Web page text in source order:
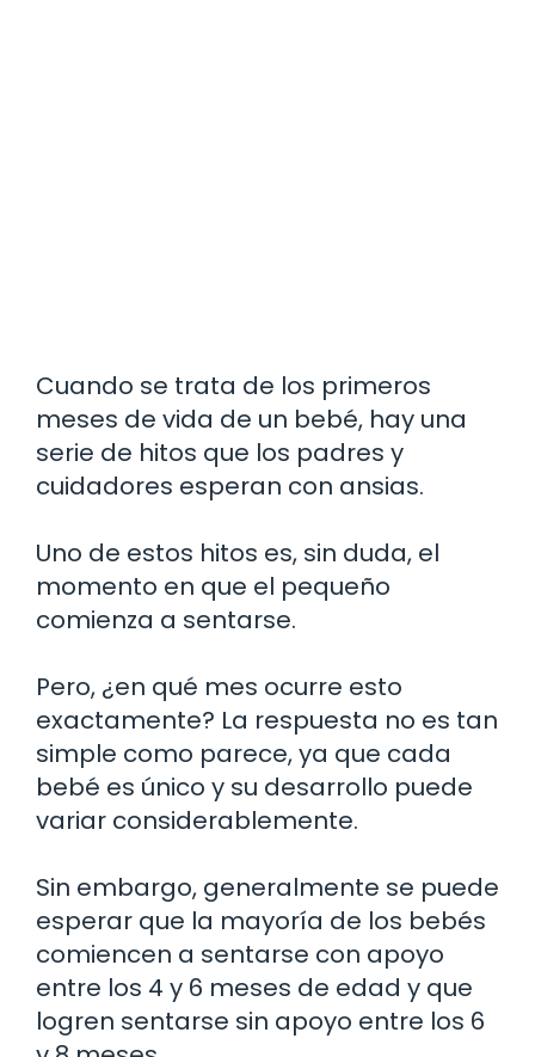
Cuando se trata de los primeros
meses de vida de un bebé, hay una
serie de hitos que los padres y
cuidadores esperan con ansias.
Uno de estos hitos es, sin duda, el
momento en que el pequeño
comienza a sentarse.
Pero, ¿en qué mes ocurre esto
exactamente? La respuesta no es tan
simple como parece, ya que cada
bebé es único y su desarrollo puede
variar considerablemente.
Sin embargo, generalmente se puede
esperar que la mayoría de los bebés
comiencen a sentarse con apoyo
entre los 4 y 6 meses de edad y que
logren sentarse sin apoyo entre los 6